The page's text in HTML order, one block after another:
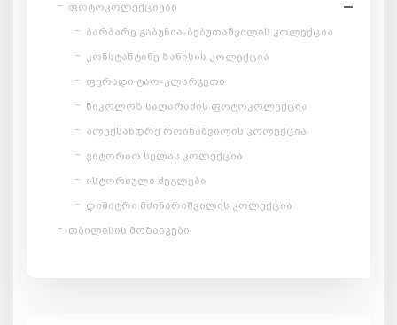
ფოტოკოლექციები
ბარბარე გაბუნია-ბებუთაშვილის კოლექცია
კონსტანტინე ზანისის კოლექცია
ფერადი ტაო-კლარჯეთი
ნიკოლოზ საღარაძის ფოტოკოლექცია
ალექსანდრე როინაშვილის კოლექცია
ვიტორიო სელას კოლექცია
ისტორიული ძეგლები
დიმიტრი მძინარიშვილის კოლექცია
თბილისის მოზაიკები